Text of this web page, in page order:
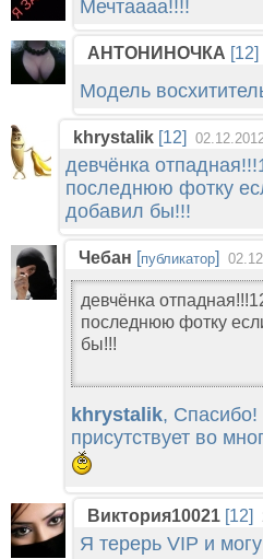
Мечтаааа!!!!
АНТОНИНОЧКА [12]
Модель
khrystalik [12]
девчёнка
последнюю фотку
добавил бы!!!
Чебан [публикатор]
девчёнка
последнюю фотку
бы!!!
khrystalik,
присутствует во
Виктория10021 [12]
Я терерь VIP и